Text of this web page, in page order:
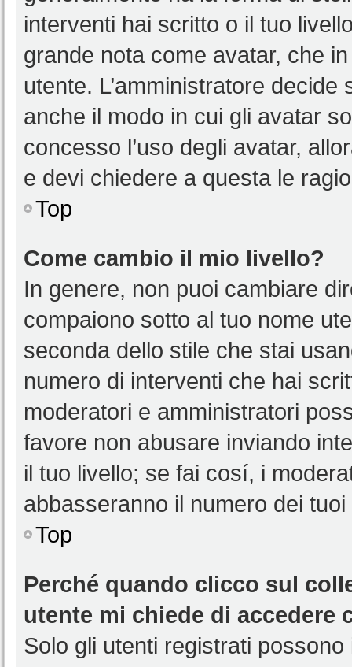
interventi hai scritto o il tuo
grande nota come avatar, che
utente. L’amministratore
anche il modo in cui gli avatar
concesso l’uso degli avatar,
e devi chiedere a questa le
Top
Come cambio il mio livello?
In genere, non puoi cambiare
compaiono sotto al tuo nome
seconda dello stile che stai
numero di interventi che hai
moderatori e amministratori
favore non abusare inviando
il tuo livello; se fai cosí, i
abbasseranno il numero dei
Top
Perché quando clicco sul
utente mi chiede di accedere
Solo gli utenti registrati